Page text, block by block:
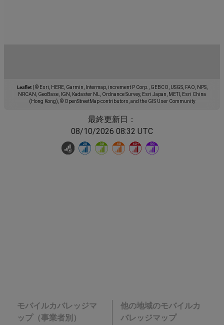
Leaflet
© Esri, HERE, Garmin, Intermap, increment P Corp., GEBCO, USGS, FAO, NPS,
NRCAN, GeoBase, IGN, Kadaster NL, Ordnance Survey, Esri Japan, METI, Esri China
(Hong Kong), © OpenStreetMap contributors, and the GIS User Community
最終更新日：
08/10/2026 08:32 UTC
モバイルカバレッジマ
ップ（事業者別）
他の地域のモバイルカ
バレッジマップ